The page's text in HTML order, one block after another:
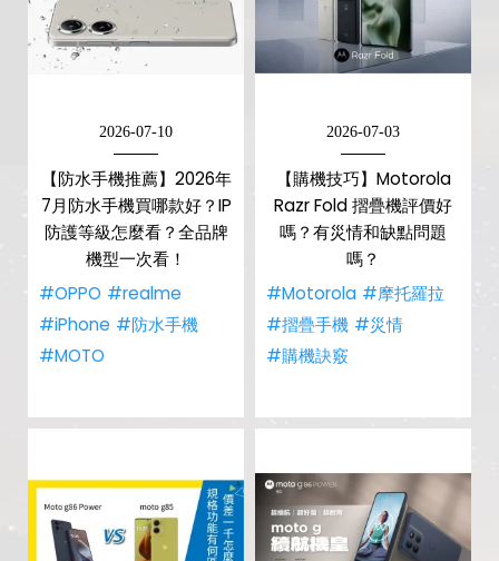
2026-07-10
【防水手機推薦】2026年
7月防水手機買哪款好？IP
防護等級怎麼看？全品牌
機型一次看！
#OPPO #realme
#iPhone #防水手機
#MOTO
2026-07-03
【購機技巧】Motorola
Razr Fold 摺疊機評價好
嗎？有災情和缺點問題
嗎？
#Motorola #摩托羅拉
#摺疊手機 #災情
#購機訣竅